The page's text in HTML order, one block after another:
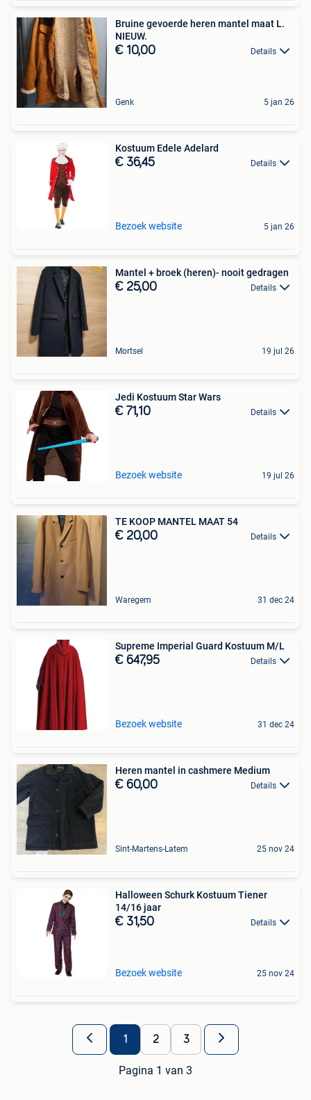
Bruine gevoerde heren mantel maat L.
NIEUW.
€ 10,00 Details
Genk 5 jan 26
Kostuum Edele Adelard
€ 36,45 Details
Bezoek website 5 jan 26
Mantel + broek (heren)- nooit gedragen
€ 25,00 Details
Mortsel 19 jul 26
Jedi Kostuum Star Wars
€ 71,10 Details
Bezoek website 19 jul 26
TE KOOP MANTEL MAAT 54
€ 20,00 Details
Waregem 31 dec 24
Supreme Imperial Guard Kostuum M/L
€ 647,95 Details
Bezoek website 31 dec 24
Heren mantel in cashmere Medium
€ 60,00 Details
Sint-Martens-Latem 25 nov 24
Halloween Schurk Kostuum Tiener
14/16 jaar
€ 31,50 Details
Bezoek website 25 nov 24
1 2 3
Pagina 1 van 3